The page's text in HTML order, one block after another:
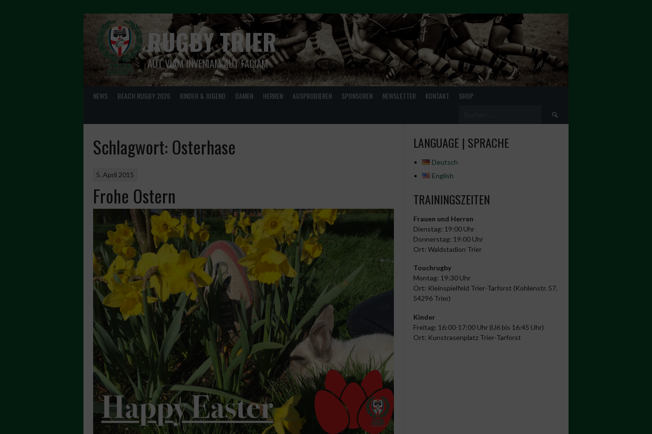
RUGBY TRIER
AUT VIAM INVENIAM AUT FACIAM
NEWS BEACH RUGBY 2026 KINDER & JUGEND DAMEN HERREN AUSPROBIEREN SPONSOREN NEWSLETTER KONTAKT SHOP
Suchen
Schlagwort: Osterhase
5. April 2015
Frohe Ostern
LANGUAGE | SPRACHE
Deutsch
English
TRAININGSZEITEN
Frauen und Herren
Dienstag: 19:00 Uhr
Donnerstag: 19:00 Uhr
Ort: Waldstadion Trier
Touchrugby
Montag: 19:30 Uhr
Ort: Kleinspielfeld Trier-Tarforst (Kohlenstr. 57,
54296 Trier)
Kinder
Freitag: 16:00-17:00 Uhr (U6 bis 16:45 Uhr)
Ort: Kunstrasenplatz Trier-Tarforst